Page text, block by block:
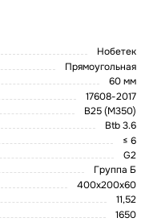
Нобетек
Прямоугольная
60 мм
17608-2017
В25 (М350)
Btb 3.6
≤ 6
G2
Группа Б
400х200х60
11,52
1650